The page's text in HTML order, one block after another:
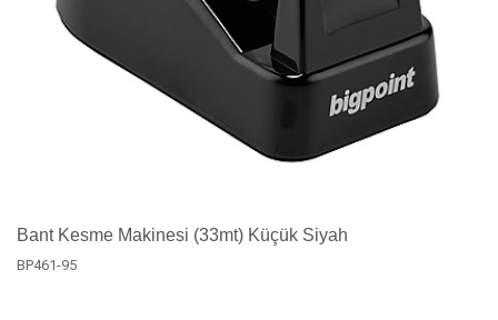
Bant Kesme Makinesi (33mt) Küçük Siyah
BP461-95